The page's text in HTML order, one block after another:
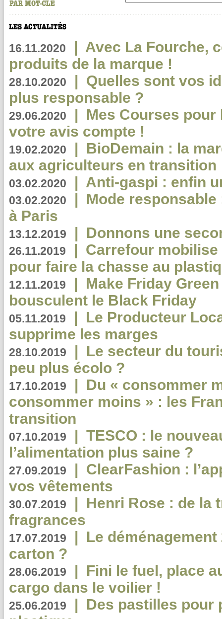
16.11.2020 | Avec La Fourche,
produits de la marque !
28.10.2020 | Quelles sont vos
plus responsable ?
29.06.2020 | Mes Courses pour
votre avis compte !
19.02.2020 | BioDemain : la
aux agriculteurs en transition
03.02.2020 | Anti-gaspi : enfin
03.02.2020 | Mode
à Paris
13.12.2019 | Donnons une
26.11.2019 | Carrefour
pour faire la chasse au
12.11.2019 | Make Friday
bousculent le Black Friday
05.11.2019 | Le Producteur
supprime les marges
28.10.2019 | Le secteur du
peu plus écolo ?
17.10.2019 | Du « consommer
consommer moins » : les
transition
07.10.2019 | TESCO : le
l’alimentation plus saine ?
27.09.2019 | ClearFashion :
vos vêtements
30.07.2019 | Henri Rose : de la
fragrances
17.07.2019 | Le
carton ?
28.06.2019 | Fini le fuel, place
cargo dans le voilier !
25.06.2019 | Des pastilles pour